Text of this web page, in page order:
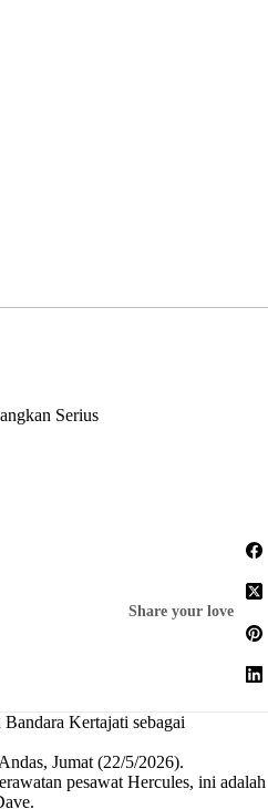
Serius
Share your love
Bandara Kertajati sebagai
Jumat (22/5/2026).
pesawat Hercules, ini adalah